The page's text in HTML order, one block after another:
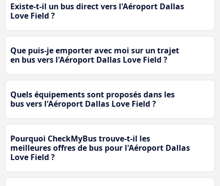
Existe-t-il un bus direct vers l'Aéroport Dallas
Love Field ?
Que puis-je emporter avec moi sur un trajet
en bus vers l'Aéroport Dallas Love Field ?
Quels équipements sont proposés dans les
bus vers l'Aéroport Dallas Love Field ?
Pourquoi CheckMyBus trouve-t-il les
meilleures offres de bus pour l'Aéroport Dallas
Love Field ?